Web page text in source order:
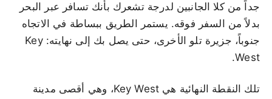
جداً من كلا الجانبين لدرجة تشعرك بأنك تسافر عبر البحر
بدلاً من السفر فوقه. يستمر الطريق ببساطة في الاتجاه
جنوباً، جزيرة تلو الأخرى، حتى يصل بك إلى نهايته: Key
West.
تلك النقطة النهائية هي Key West، وهي أقصى مدينة